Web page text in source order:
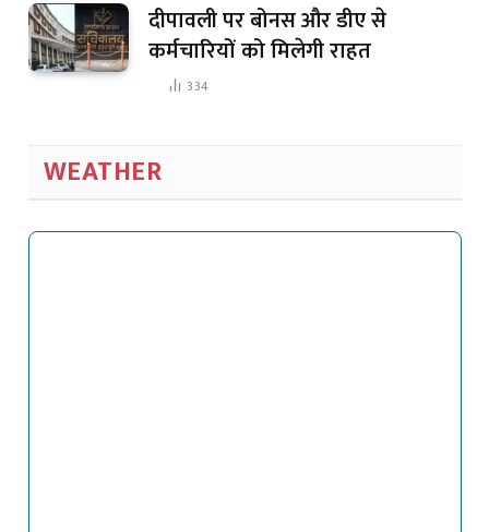
दीपावली पर बोनस और डीए से
कर्मचारियों को मिलेगी राहत
334
WEATHER